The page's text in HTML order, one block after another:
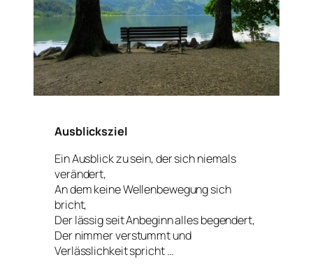
Ausblicksziel
Ein Ausblick zu sein, der sich niemals
verändert,
An dem keine Wellenbewegung sich
bricht,
Der lässig seit Anbeginn alles begendert,
Der nimmer verstummt und
Verlässlichkeit spricht …